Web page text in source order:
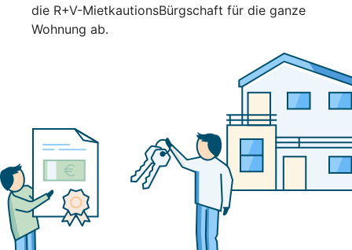
die R+V-MietkautionsBürgschaft für die ganze
Wohnung ab.